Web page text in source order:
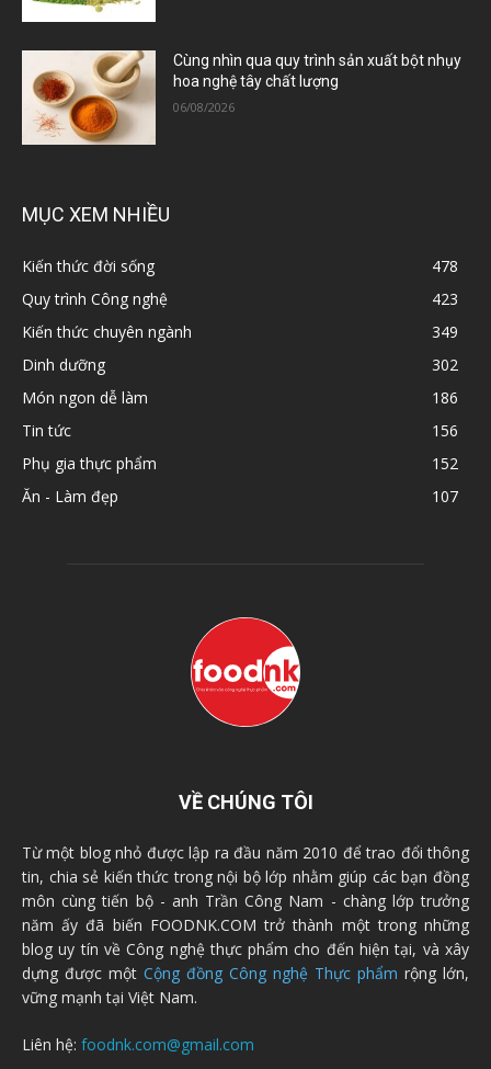
Cùng nhìn qua quy trình sản xuất bột nhụy
hoa nghệ tây chất lượng
06/08/2026
MỤC XEM NHIỀU
Kiến thức đời sống
478
Quy trình Công nghệ
423
Kiến thức chuyên ngành
349
Dinh dưỡng
302
Món ngon dễ làm
186
Tin tức
156
Phụ gia thực phẩm
152
Ăn - Làm đẹp
107
VỀ CHÚNG TÔI
Từ một blog nhỏ được lập ra đầu năm 2010 để trao đổi thông
tin, chia sẻ kiến thức trong nội bộ lớp nhằm giúp các bạn đồng
môn cùng tiến bộ - anh Trần Công Nam - chàng lớp trưởng
năm ấy đã biến FOODNK.COM trở thành một trong những
blog uy tín về Công nghệ thực phẩm cho đến hiện tại, và xây
dựng được một Cộng đồng Công nghệ Thực phẩm rộng lớn,
vững mạnh tại Việt Nam.
Liên hệ: foodnk.com@gmail.com